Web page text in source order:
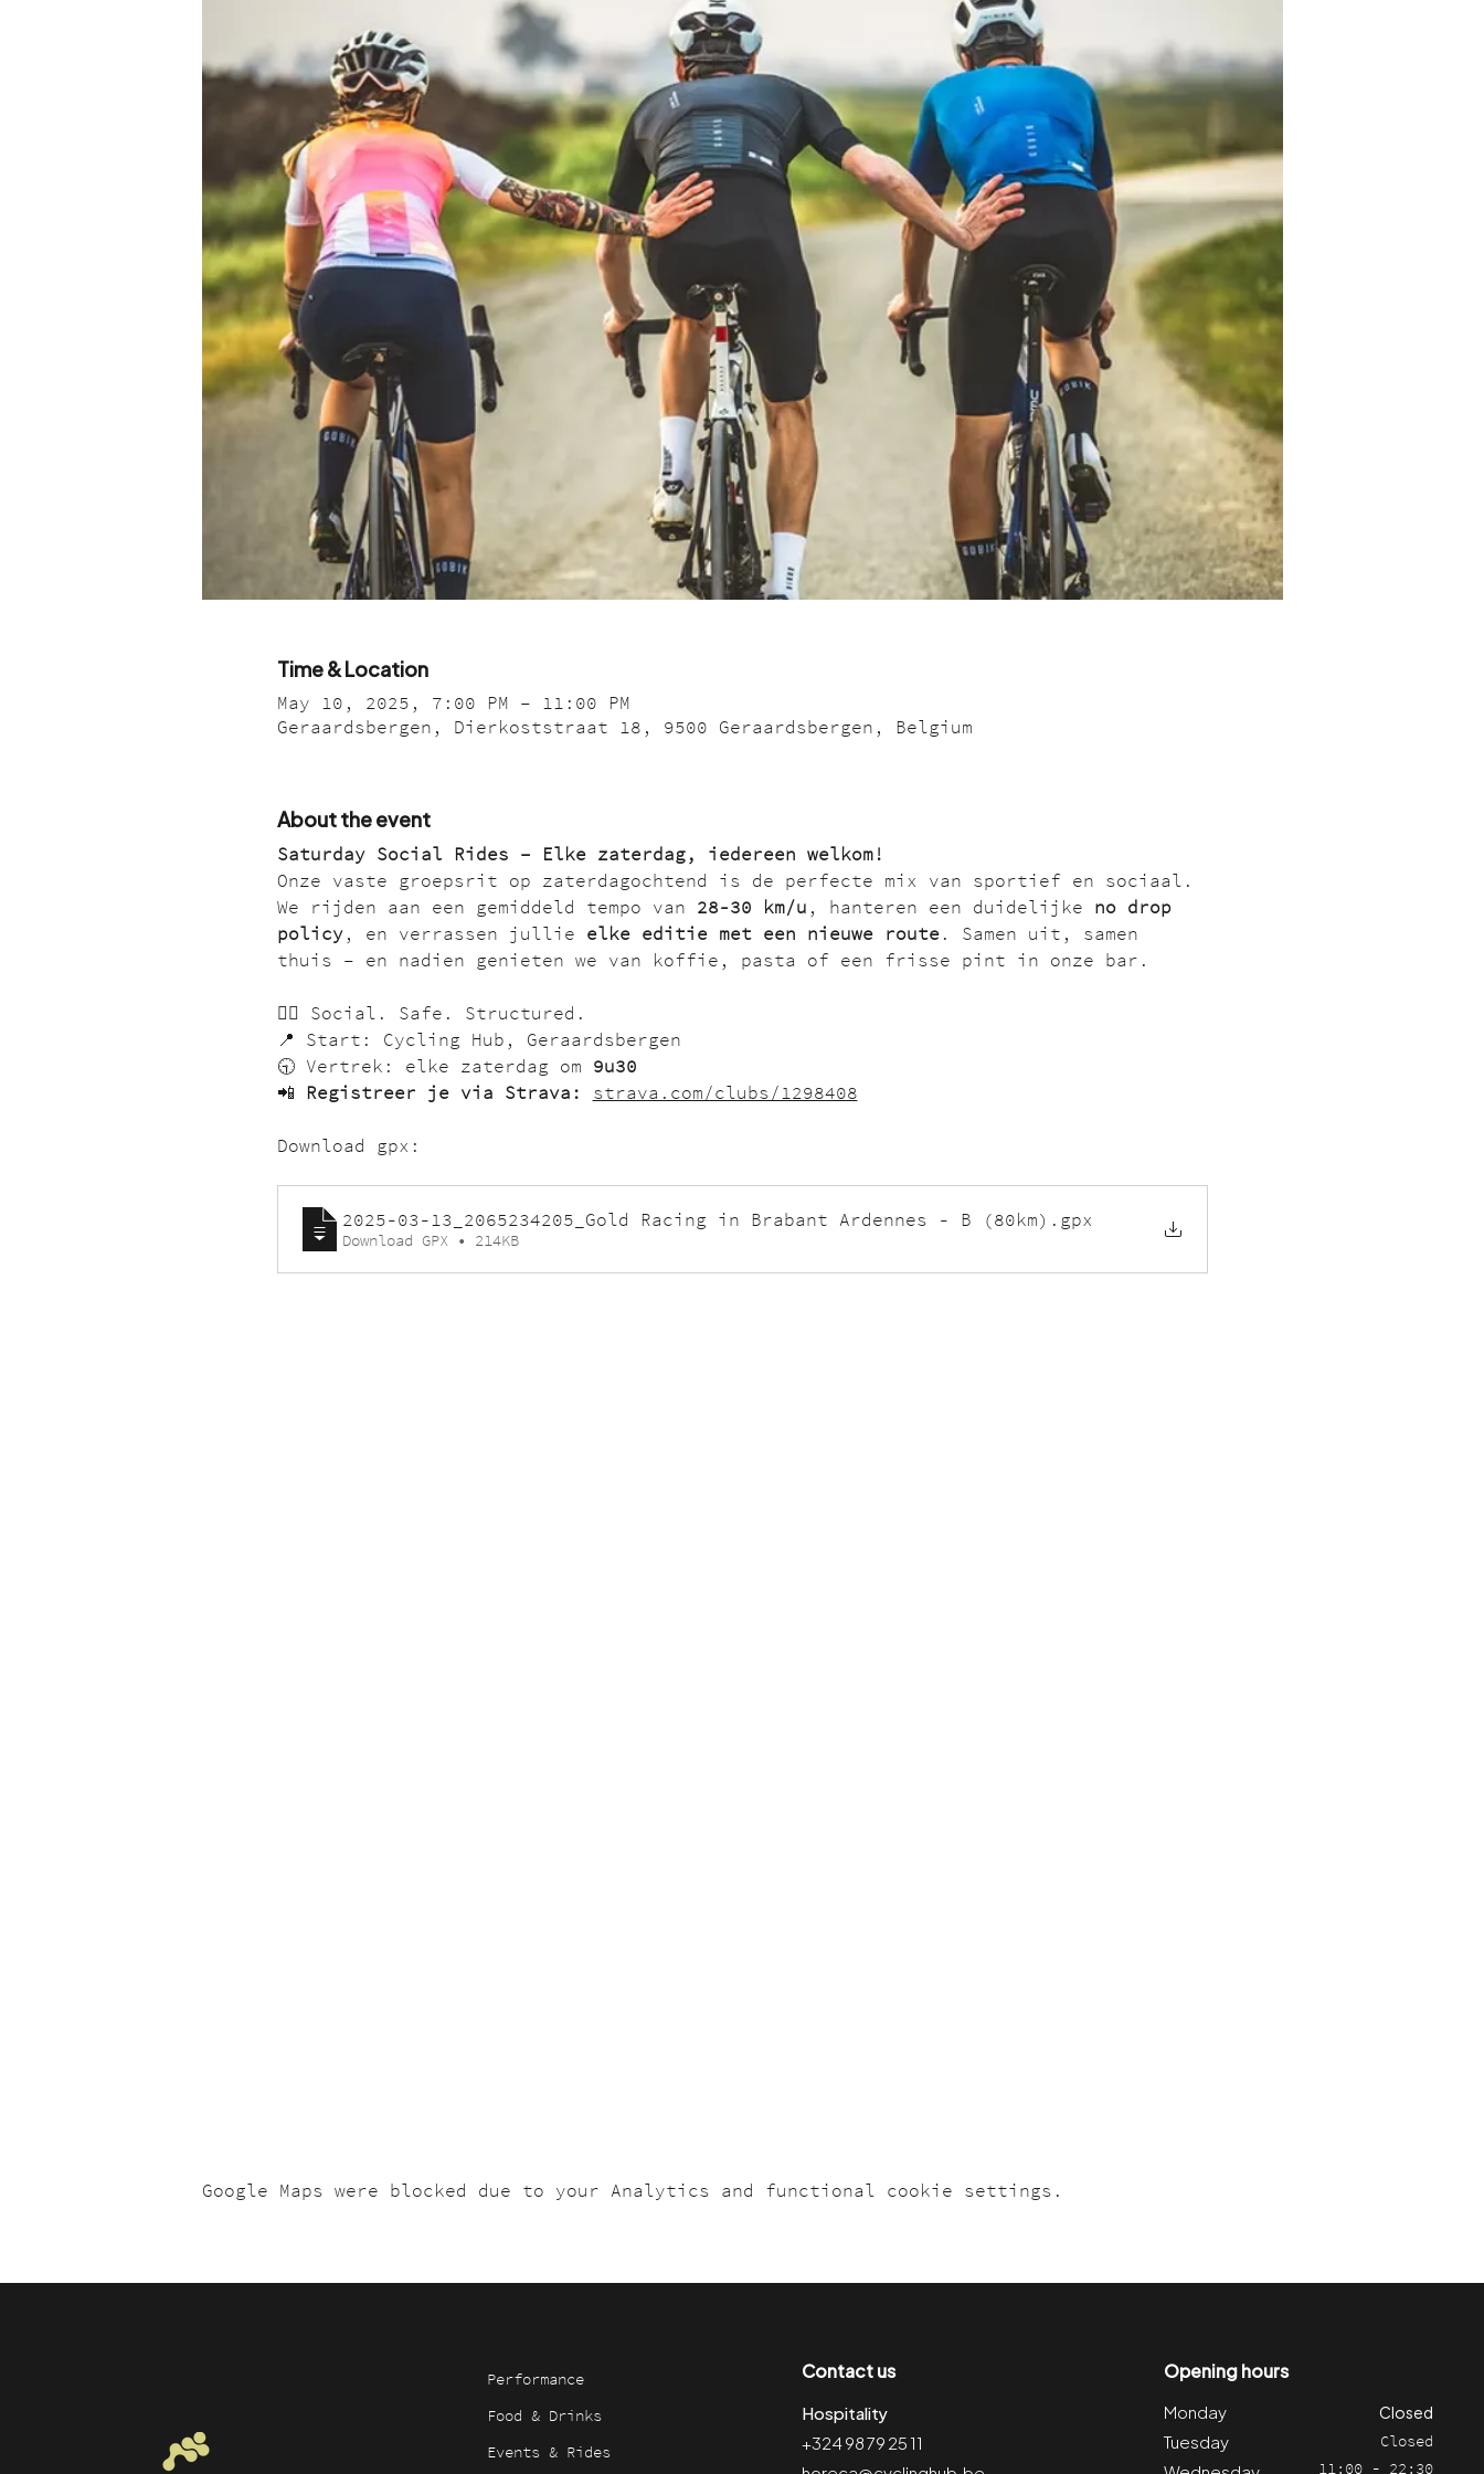
Time & Location
May 10, 2025, 7:00 PM – 11:00 PM
Geraardsbergen, Dierkoststraat 18, 9500 Geraardsbergen, Belgium
About the event
Saturday Social Rides – Elke zaterdag, iedereen welkom!
Onze vaste groepsrit op zaterdagochtend is de perfecte mix van sportief en sociaal.
We rijden aan een gemiddeld tempo van 28-30 km/u , hanteren een duidelijke no drop
policy, en verrassen jullie elke editie met een nieuwe route. Samen uit, samen
thuis – en nadien genieten we van koffie, pasta of een frisse pint in onze bar.
🚴‍♂️ Social. Safe. Structured.
📍 Start: Cycling Hub, Geraardsbergen
🕤 Vertrek: elke zaterdag om 9u30
📲 Registreer je via Strava: strava.com/clubs/1298408
Download gpx:
2025-03-13_2065234205_Gold Racing in Brabant Ardennes - B (80km) .gpx
Download GPX • 214KB
Google Maps were blocked due to your Analytics and functional cookie settings.
Performance
Food & Drinks
Events & Rides
Contact us
Hospitality
+324 98 79 25 11
Opening hours
Closed
Closed
11:00 - 22:30
Monday
Tuesday